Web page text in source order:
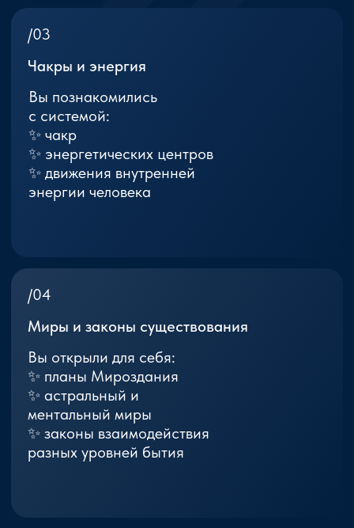
Мироздание?
основе Творения?
развитие миров?
Именно с этих вопросов
начинается новая ступень.
Откройте следующий уровень
познания Мироздания.
исследование фундаментальной
в путешествие: От Первичного Света →
к рождению Вселенных → к Великим
Космическим Законам → к истинной
природе человеческой Души.
Вы увидите, как связаны между собой: